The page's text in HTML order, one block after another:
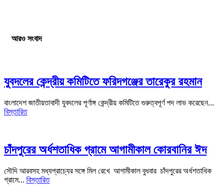
আরও সংবাদ
যুবদলের কেন্দ্রীয় কমিটিতে ফরিদগঞ্জের তারেকুর রহমান
বাংলাদেশ জাতীয়তাবাদী যুবদলের পূর্ণাঙ্গ কেন্দ্রীয় কমিটিতে গুরুত্বপূর্ণ পদ লাভ করেছেন...
বিস্তারিত
চাঁদপুরের অর্ধশতাধিক গ্রামে আগামীকাল কোরবানির ঈদ
সৌদি আরবসহ মধ্যপ্রাচ্যের সঙ্গে মিল রেখে আগামীকাল বুধবার চাঁদপুরের অর্ধশতাধিক
গ্রামে... বিস্তারিত